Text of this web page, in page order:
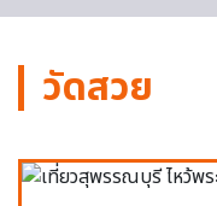
วัดสวย